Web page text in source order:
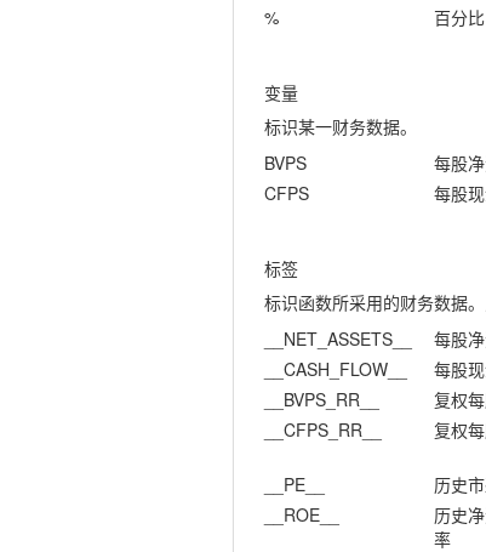
%
百分比
变量
标识某一财务数据。
BVPS
每股
CFPS
每股
标签
标识函数所采用的财务数据。
__NET_ASSETS__
每股
__CASH_FLOW__
每股
__BVPS_RR__
复权
__CFPS_RR__
复权
__PE__
历史
__ROE__
历史
率